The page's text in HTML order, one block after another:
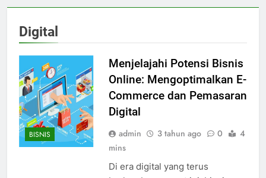
Digital
BISNIS
Menjelajahi Potensi Bisnis
Online: Mengoptimalkan E-
Commerce dan Pemasaran
Digital
admin 3 tahun ago 0
4
mins
Di era digital yang terus